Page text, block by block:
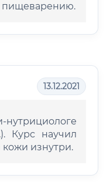
пищеварению.
13.12.2021
Курс научил
изнутри.